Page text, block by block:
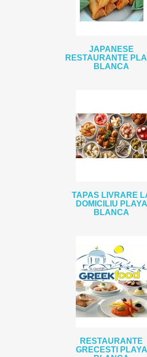
JAPANESE
RESTAURANTE
BLANCA
TAPAS LIVRARE
DOMICILIU PLAYA
BLANCA
RESTAURANTE
GRECESTI PLAYA